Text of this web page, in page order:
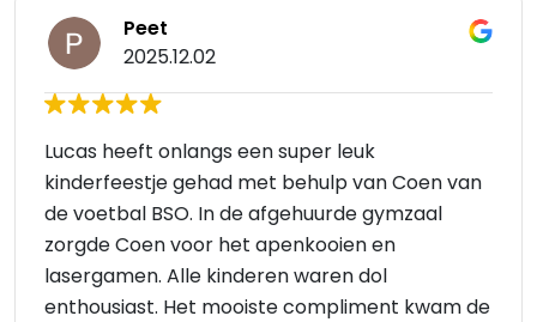
Peet
2025.12.02
Lucas heeft onlangs een super leuk
kinderfeestje gehad met behulp van Coen van
de voetbal BSO. In de afgehuurde gymzaal
zorgde Coen voor het apenkooien en
lasergamen. Alle kinderen waren dol
enthousiast. Het mooiste compliment kwam de